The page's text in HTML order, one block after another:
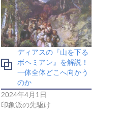
ディアスの『山を下る
ボヘミアン』を解説！
一体全体どこへ向かう
のか
2024年4月1日
印象派の先駆け